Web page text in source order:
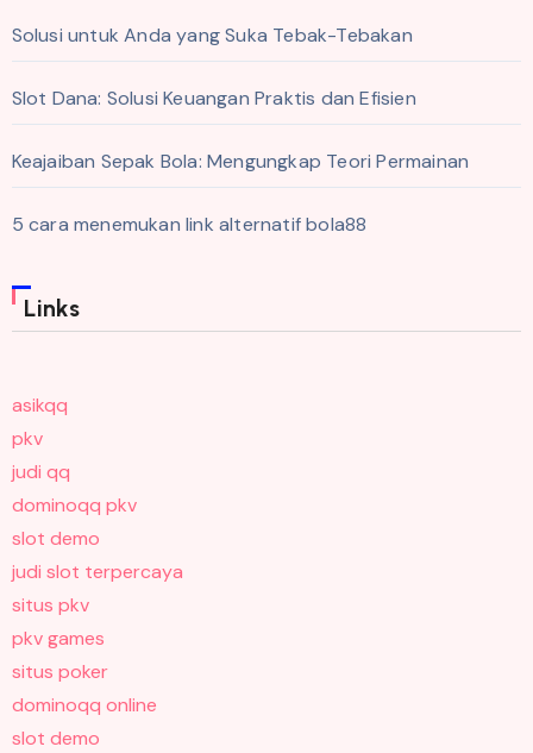
Solusi untuk Anda yang Suka Tebak-Tebakan
Slot Dana: Solusi Keuangan Praktis dan Efisien
Keajaiban Sepak Bola: Mengungkap Teori Permainan
5 cara menemukan link alternatif bola88
Links
asikqq
pkv
judi qq
dominoqq pkv
slot demo
judi slot terpercaya
situs pkv
pkv games
situs poker
dominoqq online
slot demo